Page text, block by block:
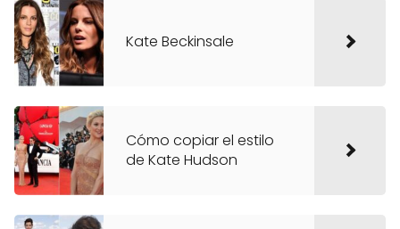
Kate Beckinsale
Cómo copiar el estilo
de Kate Hudson